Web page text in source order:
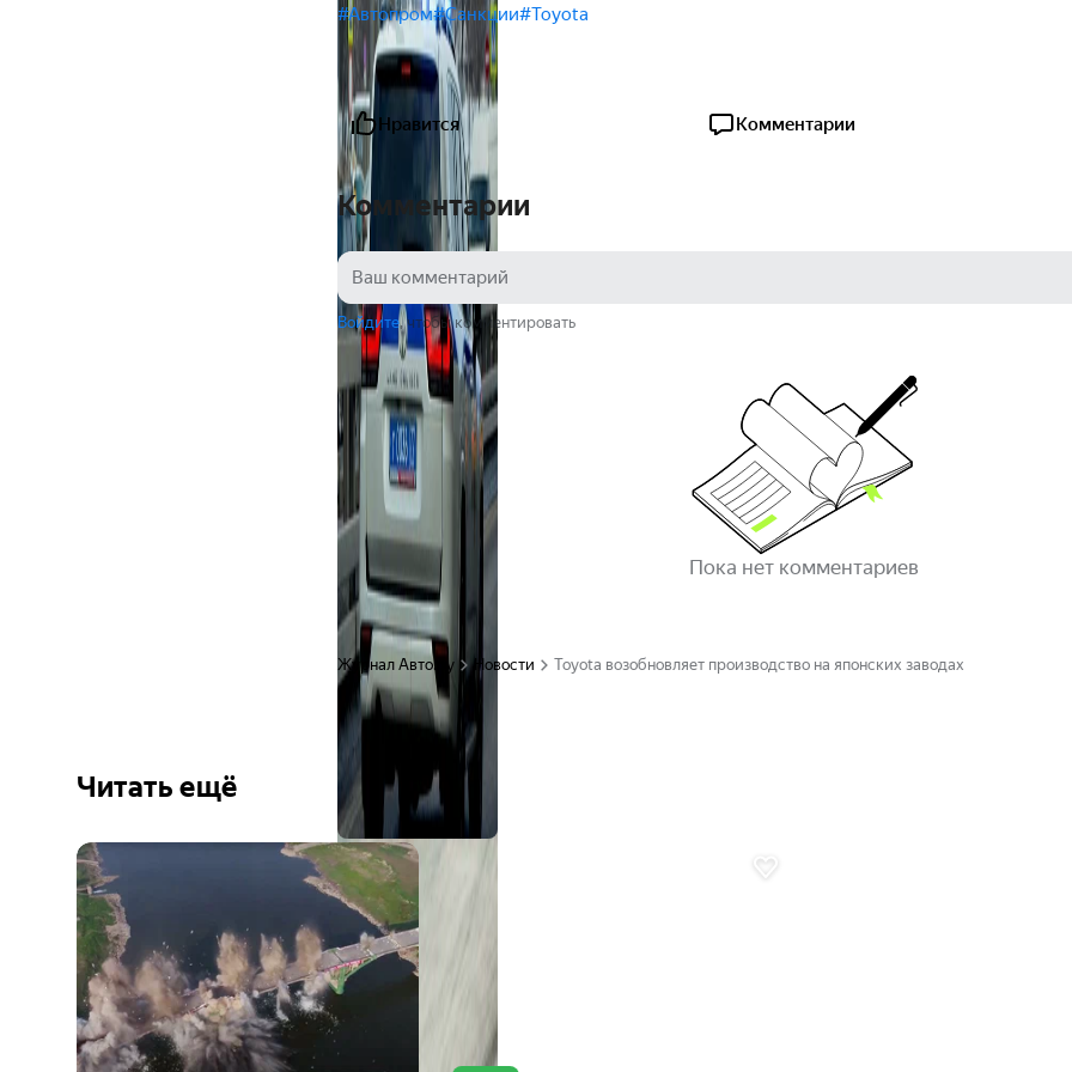
#Автопром#Санкции#Toyota
Нравится Комментарии
Комментарии
Войдите, чтобы комментировать
Пока нет комментариев
Журнал Авто.ру Новости Toyota возобновляет производство на японских заводах
Читать ещё